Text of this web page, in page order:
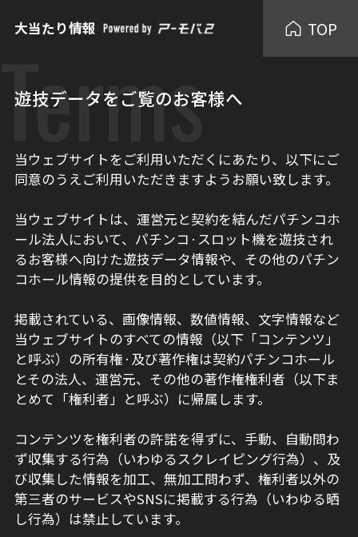
大当たり情報 TOP
Terms
遊技データをご覧のお客様へ
当ウェブサイトをご利用いただくにあたり、以下にご
同意のうえご利用いただきますようお願い致します。
当ウェブサイトは、運営元と契約を結んだパチンコホ
ール法人において、パチンコ·スロット機を遊技され
るお客様へ向けた遊技データ情報や、その他のパチン
コホール情報の提供を目的としています。
掲載されている、画像情報、数値情報、文字情報など
当ウェブサイトのすべての情報（以下「コンテンツ」
と呼ぶ）の所有権·及び著作権は契約パチンコホール
とその法人、運営元、その他の著作権権利者（以下ま
とめて「権利者」と呼ぶ）に帰属します。
コンテンツを権利者の許諾を得ずに、手動、自動問わ
ず収集する行為（いわゆるスクレイピング行為）、及
び収集した情報を加工、無加工問わず、権利者以外の
第三者のサービスやSNSに掲載する行為（いわゆる晒
し行為）は禁止しています。